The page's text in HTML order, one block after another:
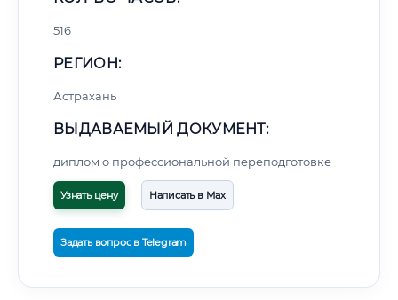
516
РЕГИОН:
Астрахань
ВЫДАВАЕМЫЙ ДОКУМЕНТ:
диплом о профессиональной переподготовке
Узнать цену Написать в Max
Задать вопрос в Telegram